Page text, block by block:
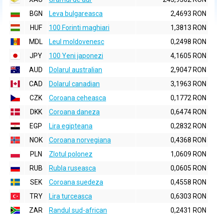
BGN
Leva bulgareasca
2,4693 RON
HUF
100 Forinti maghiari
1,3813 RON
MDL
Leul moldovenesc
0,2498 RON
JPY
100 Yeni japonezi
4,1605 RON
AUD
Dolarul australian
2,9047 RON
CAD
Dolarul canadian
3,1963 RON
CZK
Coroana ceheasca
0,1772 RON
DKK
Coroana daneza
0,6474 RON
EGP
Lira egipteana
0,2832 RON
NOK
Coroana norvegiana
0,4368 RON
PLN
Zlotul polonez
1,0609 RON
RUB
Rubla ruseasca
0,0605 RON
SEK
Coroana suedeza
0,4558 RON
TRY
Lira turceasca
0,6303 RON
ZAR
Randul sud-african 0,2431 RON